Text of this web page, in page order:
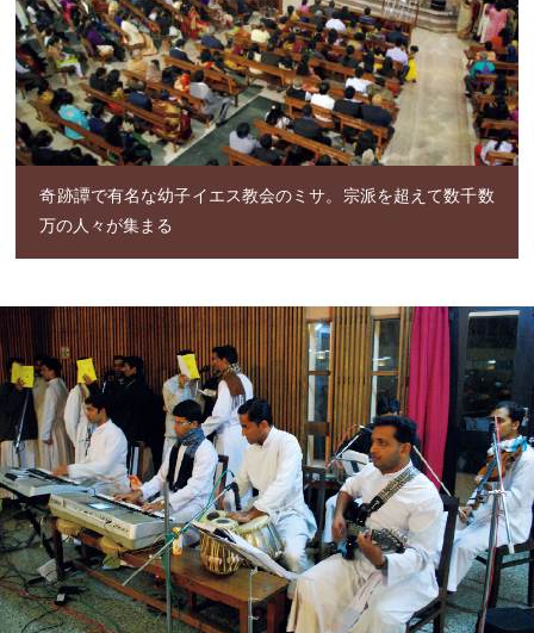
奇跡譚で有名な幼子イエス教会のミサ。宗派を超えて数千数
万の人々が集まる